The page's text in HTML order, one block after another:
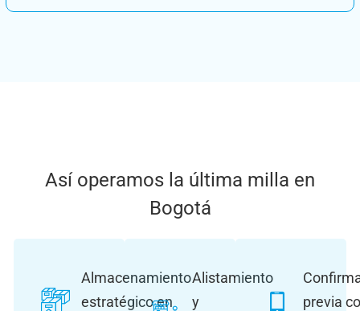
Así operamos la última milla en
Bogotá
Almacenamiento
estratégico en
Alistamiento
y
previa